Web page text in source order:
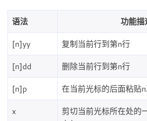
语法 功能描
[n]yy 复制当前行到第n行
[n]dd 删除当前行到第n行
[n]p 在当前光标的后面粘贴
x
剪切当前光标所在处的